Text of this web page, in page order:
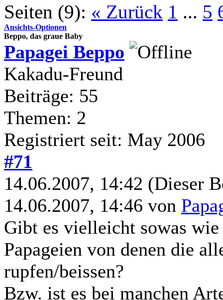
Seiten (9): « Zurück 1 ... 5
Ansichts-Optionen
Beppo, das graue Baby
Papagei Beppo
Kakadu-Freund
Beiträge: 55
Themen: 2
Registriert seit: May 2006
#71
14.06.2007, 14:42 (Dieser
14.06.2007, 14:46 von
Gibt es vielleicht sowas
Papageien von denen die
rupfen/beissen?
Bzw. ist es bei manchen